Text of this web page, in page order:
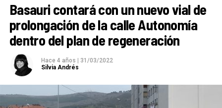
Basauri contará con un nuevo vial de
prolongación de la calle Autonomía
dentro del plan de regeneración
Hace 4 años
31/03/2022
Silvia Andrés